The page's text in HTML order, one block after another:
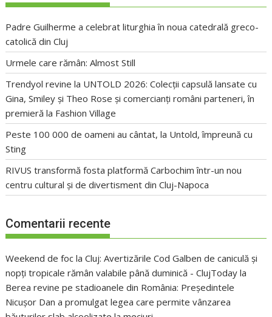
Padre Guilherme a celebrat liturghia în noua catedrală greco-
catolică din Cluj
Urmele care rămân: Almost Still
Trendyol revine la UNTOLD 2026: Colecții capsulă lansate cu
Gina, Smiley și Theo Rose și comercianți români parteneri, în
premieră la Fashion Village
Peste 100 000 de oameni au cântat, la Untold, împreună cu
Sting
RIVUS transformă fosta platformă Carbochim într-un nou
centru cultural și de divertisment din Cluj-Napoca
Comentarii recente
Weekend de foc la Cluj: Avertizările Cod Galben de caniculă și
nopți tropicale rămân valabile până duminică - ClujToday la
Berea revine pe stadioanele din România: Președintele
Nicușor Dan a promulgat legea care permite vânzarea